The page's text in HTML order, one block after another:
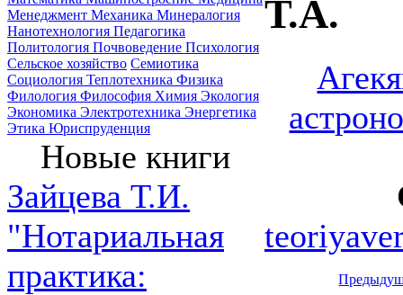
Менеджмент Механика Минералогия
Нанотехнология Педагогика
Политология Почвоведение Психология
Сельское хозяйство Семиотика
Социология Теплотехника Физика
Филология Философия Химия Экология
Экономика Электротехника Энергетика
Этика Юриспруденция
Новые книги
Зайцева Т.И.
"Нотариальная
практика:
Т.А.